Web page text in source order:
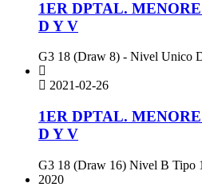
1ER DPTAL.
D Y V
G3 18 (Draw 8) - Nivel Unico
2021-02-26
1ER DPTAL.
D Y V
G3 18 (Draw 16) Nivel B Tipo
2020